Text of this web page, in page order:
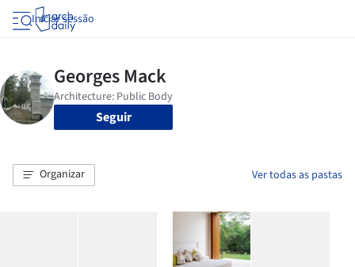
Iniciar sessão
Seguir
Organizar Ver todas as pastas